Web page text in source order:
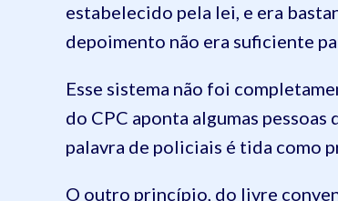
estabelecido pela lei, e era
depoimento não era suficiente
Esse sistema não foi
do CPC aponta algumas
palavra de policiais é tida como
O outro princípio, do livre